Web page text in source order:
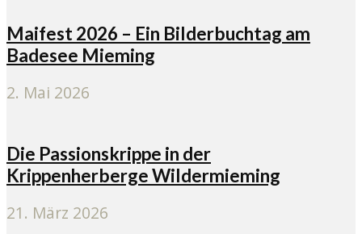
Maifest 2026 – Ein Bilderbuchtag am
Badesee Mieming
2. Mai 2026
Die Passionskrippe in der
Krippenherberge Wildermieming
21. März 2026